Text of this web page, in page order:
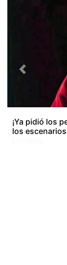
¡Dos meses
festejan su
Previous